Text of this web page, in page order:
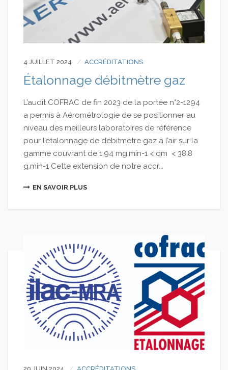
4 JUILLET 2024 ACCRÉDITATIONS
Étalonnage débitmètre gaz
L’audit COFRAC de fin 2023 de la portée n°2-1294
a permis à Aérométrologie de se positionner au
niveau des meilleurs laboratoires de référence
pour l’étalonnage de débitmètre gaz à l’air sur la
gamme couvrant de 1,94 mg.min-1 < qm < 38,8
g.min-1 Cette extension de notre accr...
EN SAVOIR PLUS